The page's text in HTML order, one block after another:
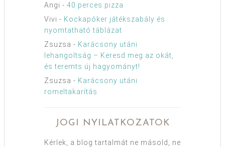
Angi - 40 perces pizza
Vivi - Kockapóker játékszabály és
nyomtatható táblázat
Zsuzsa - Karácsony utáni
lehangoltság – Keresd meg az okát,
és teremts új hagyományt!
Zsuzsa - Karácsony utáni
romeltakarítás
JOGI NYILATKOZATOK
Kérlek, a blog tartalmát ne másold, ne